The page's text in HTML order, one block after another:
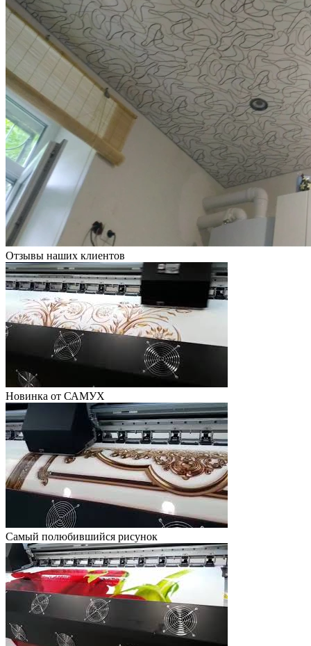
Отзывы наших клиентов
Новинка от САМУХ
Самый полюбившийся рисунок